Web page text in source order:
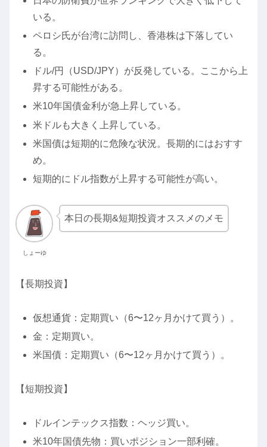
いる。
ペロシ氏が台湾に訪問し、香港株は下落してい
る。
ドル/円（USD/JPY）が反発している。ここから上
昇する可能性がある。
米10年国債金利が急上昇している。
米ドルも大きく上昇している。
米国債は短期的に危険な状況。長期的にはおすす
め。
短期的にドル指数が上昇する可能性が高い。
しょーゆ
本日の長期&短期投資オススメのメモ
【長期投資】
仮想通貨：定期買い（6〜12ヶ月かけて買う）。
金：定期買い。
米国債：定期買い（6〜12ヶ月かけて買う）。
【短期投資】
ドルインテックス指数：ヘッジ買い。
米10年国債先物：買いポジション一部利確。